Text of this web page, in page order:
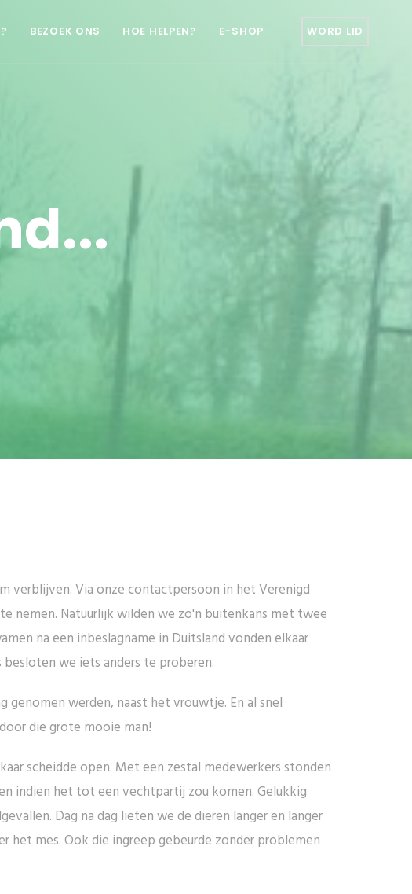
BEZOEK ONS HOE HELPEN? E-SHOP WORD LID
verblijven. Via onze contactpersoon in het Verenigd
nemen. Natuurlijk wilden we zo'n buitenkans met twee
na een inbeslagname in Duitsland vonden elkaar
we iets anders te proberen.
genomen werden, naast het vrouwtje. En al snel
die grote mooie man!
scheidde open. Met een zestal medewerkers stonden
indien het tot een vechtpartij zou komen. Gelukkig
Dag na dag lieten we de dieren langer en langer
mes. Ook die ingreep gebeurde zonder problemen